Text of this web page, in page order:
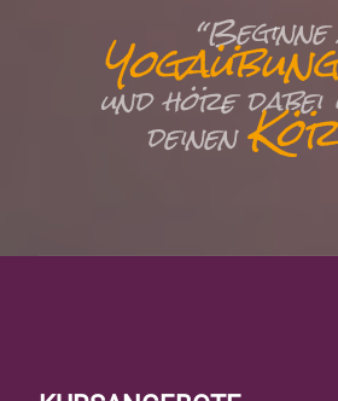
und höre
deinen